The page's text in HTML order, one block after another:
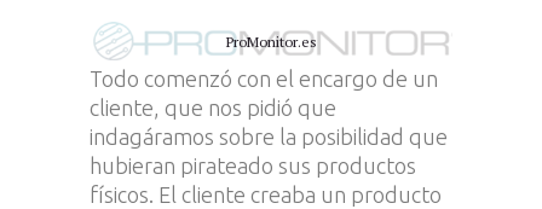
ProMonitor.es
Todo comenzó con el encargo de un
cliente, que nos pidió que
indagáramos sobre la posibilidad que
hubieran pirateado sus productos
físicos. El cliente creaba un producto